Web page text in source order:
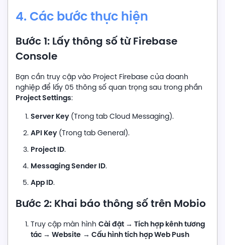
4. Các bước thực hiện
Bước 1: Lấy thông số từ Firebase
Console
Bạn cần truy cập vào Project Firebase của doanh
nghiệp để lấy 05 thông số quan trọng sau trong phần
Project Settings:
Server Key(Trong tab Cloud Messaging).
API Key(Trong tab General).
Project ID.
Messaging Sender ID.
App ID.
Bước 2: Khai báo thông số trên Mobio
Truy cập màn hình Cài đặt → Tích hợp kênh tương
tác → Website → Cấu hình tích hợp Web Push